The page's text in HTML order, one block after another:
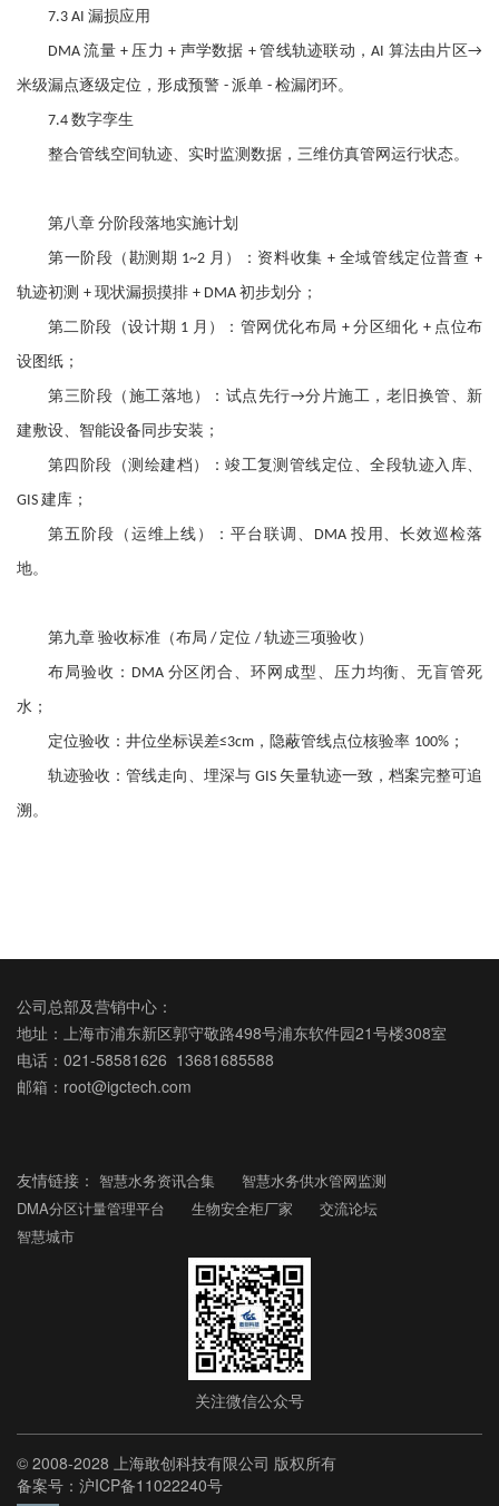
7.3 AI 漏损应用
DMA流量+压力+ 声学数据+管线轨迹联动，AI 算法由片区→
米级漏点逐级定位，形成预警 - 派单 - 检漏闭环。
7.4 数字孪生
整合管线空间轨迹、实时监测数据，三维仿真管网运行状态。
第八章 分阶段落地实施计划
第一阶段（勘测期 1~2 月）：资料收集+ 全域管线定位普查+
轨迹初测 + 现状漏损摸排 + DMA 初步划分；
第二阶段（设计期 1 月）：管网优化布局 +分区细化 + 点位布
设图纸；
第三阶段（施工落地）：试点先行→分片施工，老旧换管、新
建敷设、智能设备同步安装；
第四阶段（测绘建档）：竣工复测管线定位、全段轨迹入库、
GIS 建库；
第五阶段（运维上线）：平台联调、 DMA 投用、长效巡检落
地。
第九章 验收标准（布局 / 定位 / 轨迹三项验收）
布局验收： DMA 分区闭合、环网成型、压力均衡、无盲管死
水；
定位验收：井位坐标误差≤3cm ，隐蔽管线点位核验率 100% ；
轨迹验收：管线走向、埋深与 GIS 矢量轨迹一致，档案完整可追
溯。
公司总部及营销中心：
地址：上海市浦东新区郭守敬路498号浦东软件园21号楼308室
电话：021-58581626 13681685588
邮箱：root@igctech.com
友情链接： 智慧水务资讯合集
智慧水务供水管网监测
DMA分区计量管理平台
生物安全柜厂家
交流论坛
智慧城市
关注微信公众号
© 2008-2028 上海敢创科技有限公司 版权所有
备案号：沪ICP备11022240号